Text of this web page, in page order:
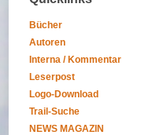
Bücher
Autoren
Interna / Kommentar
Leserpost
Logo-Download
Trail-Suche
NEWS MAGAZIN